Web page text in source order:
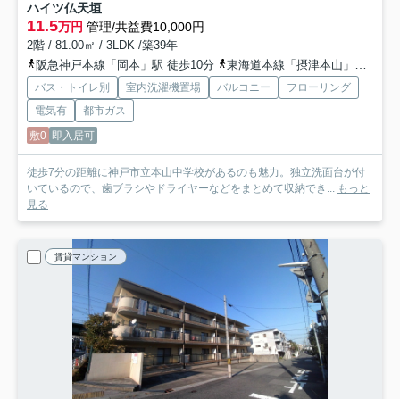
ハイツ仏天垣
11.5万円 管理/共益費10,000円
2階 / 81.00㎡ / 3LDK /築39年
阪急神戸本線「岡本」駅 徒歩10分
東海道本線「摂津本山」駅 徒歩15分
バス・トイレ別 室内洗濯機置場 バルコニー
フローリング
電気有
都市ガス
敷0 即入居可
徒歩7分の距離に神戸市立本山中学校があるのも魅力。独立洗面台が付
いているので、歯ブラシやドライヤーなどをまとめて収納でき... もっと
見る
賃貸マンション